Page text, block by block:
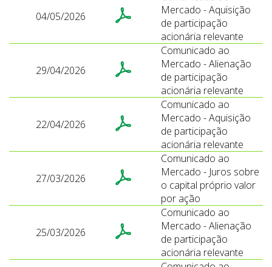
04/05/2026
Mercado - Aquisição
de participação
acionária relevante
29/04/2026
Comunicado ao
Mercado - Alienação
de participação
acionária relevante
22/04/2026
Comunicado ao
Mercado - Aquisição
de participação
acionária relevante
27/03/2026
Comunicado ao
Mercado - Juros sobre
o capital próprio valor
por ação
25/03/2026
Comunicado ao
Mercado - Alienação
de participação
acionária relevante